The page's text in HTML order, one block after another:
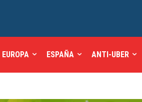
EUROPA ESPAÑA ANTI-UBER